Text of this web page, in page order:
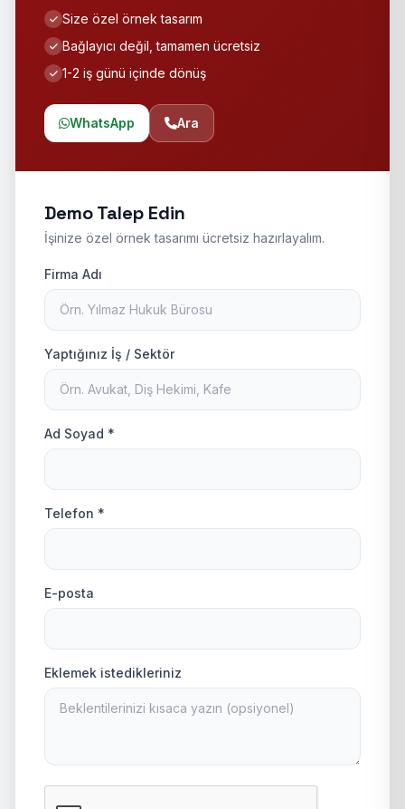
Size özel örnek tasarım
Bağlayıcı değil, tamamen ücretsiz
1-2 iş günü içinde dönüş
WhatsApp Ara
Demo Talep Edin
İşinize özel örnek tasarımı ücretsiz hazırlayalım.
Firma Adı
Yaptığınız İş / Sektör
Ad Soyad *
Telefon *
E-posta
Eklemek istedikleriniz